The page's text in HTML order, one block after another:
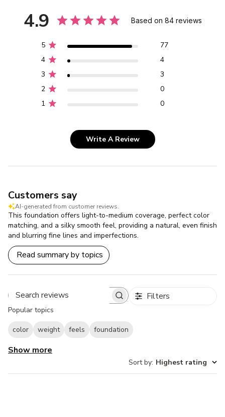
4.9 Based on 84 reviews
5
77
4
4
3
3
2
0
1
0
Write A Review
Customers say
AI-generated from customer reviews.
This foundation offers light-to-medium coverage, perfect color
matching, and a silky smooth feel, providing a natural, even finish
and blurring fine lines and imperfections.
Read summary by topics
Search
Filters
Popular topics
color weight feels foundation
Show more
Sort by: Highest rating